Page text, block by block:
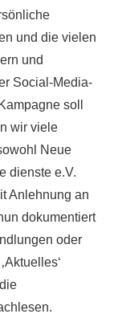
und die vielen
und
Social-Media-
soll
wir viele
Neue
dienste e.V.
Anlehnung an
dokumentiert
oder